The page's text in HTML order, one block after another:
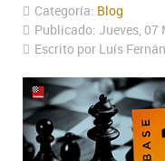
Categoría: Blog
Publicado: Jueves, 07
Escrito por Luís